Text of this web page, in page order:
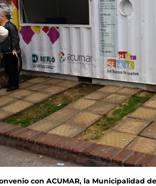
con ACUMAR, la Municipalidad